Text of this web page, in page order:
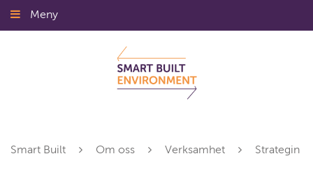
Gå
till
Meny
Smart Built Om oss Verksamhet Strategin